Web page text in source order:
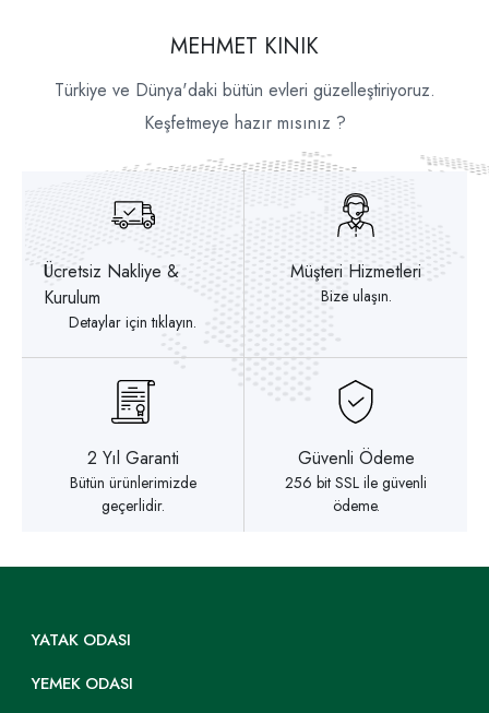
MEHMET KINIK
Türkiye ve Dünya'daki bütün evleri güzelleştiriyoruz.
Keşfetmeye hazır mısınız ?
Ücretsiz Nakliye &
Kurulum
Detaylar için tıklayın.
Müşteri Hizmetleri
Bize ulaşın.
2 Yıl Garanti
Bütün ürünlerimizde
geçerlidir.
Güvenli Ödeme
256 bit SSL ile güvenli
ödeme.
YATAK ODASI
YEMEK ODASI